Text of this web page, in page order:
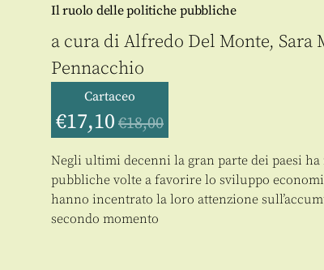
Il ruolo delle politiche pubbliche
a cura di Alfredo Del Monte, Sara
Pennacchio
Cartaceo
€17,10 €18,00
Negli ultimi decenni la gran parte dei paesi
pubbliche volte a favorire lo sviluppo
hanno incentrato la loro attenzione
secondo momento